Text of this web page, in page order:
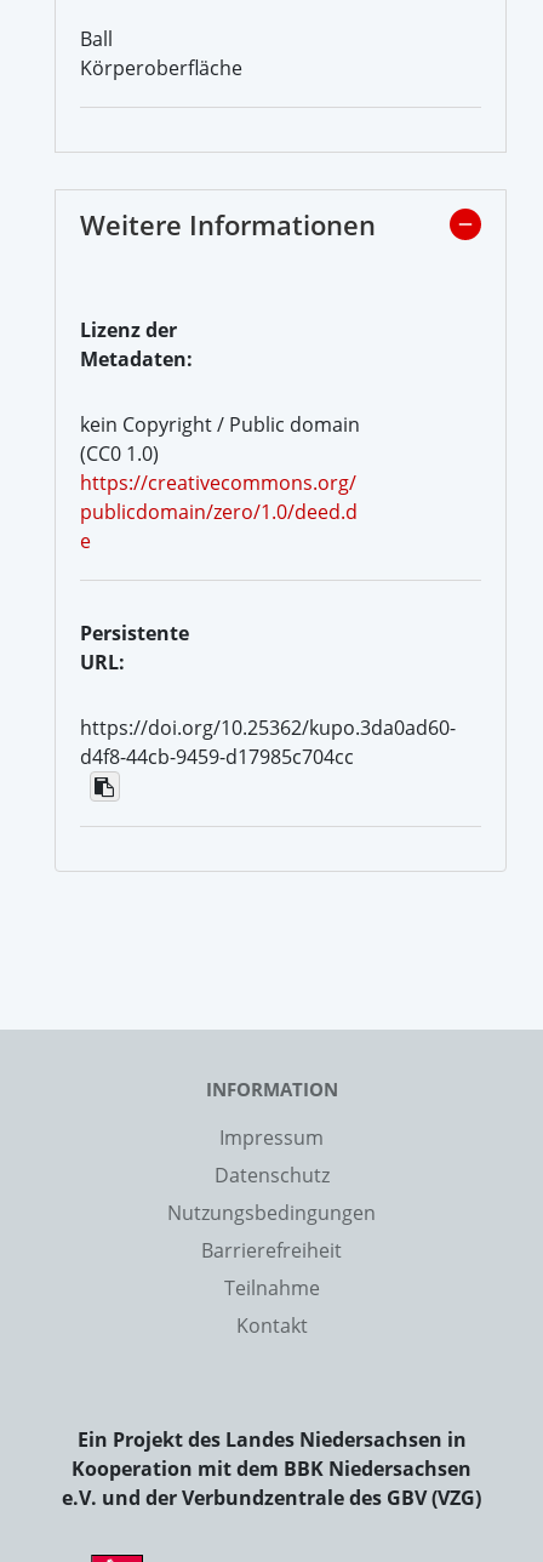
Ball
Körperoberfläche
Weitere Informationen
Lizenz der
Metadaten:
kein Copyright / Public domain
(CC0 1.0)
https://creativecommons.org/
publicdomain/zero/1.0/deed.d
e
Persistente
URL:
https://doi.org/10.25362/kupo.3da0ad60-
d4f8-44cb-9459-d17985c704cc
INFORMATION
Impressum
Datenschutz
Nutzungsbedingungen
Barrierefreiheit
Teilnahme
Kontakt
Ein Projekt des Landes Niedersachsen in
Kooperation mit dem BBK Niedersachsen
e.V. und der Verbundzentrale des GBV (VZG)